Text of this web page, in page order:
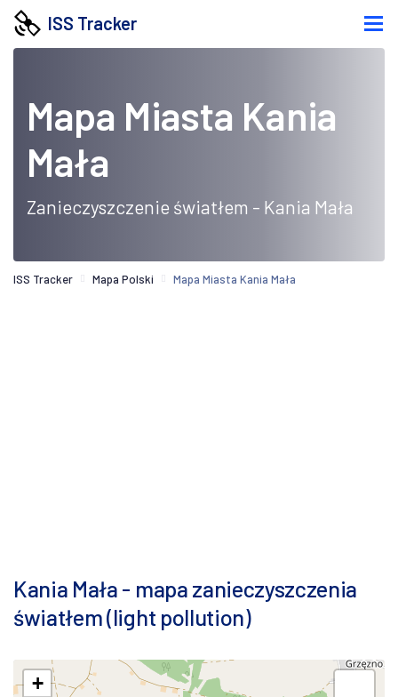
ISS Tracker
Mapa Miasta Kania
Mała
Zanieczyszczenie światłem - Kania Mała
ISS Tracker Mapa Polski Mapa Miasta Kania Mała
Kania Mała - mapa zanieczyszczenia
światłem (light pollution)
+